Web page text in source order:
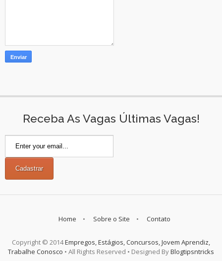
Receba As Vagas Últimas Vagas!
Home Sobre o Site Contato
Copyright © 2014Empregos, Estágios, Concursos, Jovem Aprendiz,
Trabalhe Conosco • All Rights Reserved • Designed ByBlogtipsntricks